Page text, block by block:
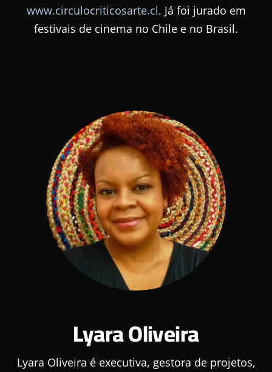
www.circulocriticosarte.cl. Já foi jurado em
festivais de cinema no Chile e no Brasil.
Lyara Oliveira
Lyara Oliveira é executiva, gestora de projetos,